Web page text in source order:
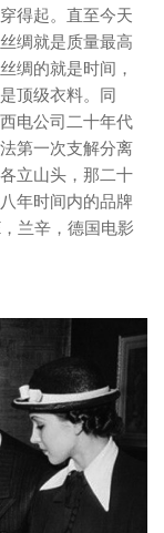
得起。直至今天
绸就是质量最高
绸的就是时间，
顶级衣料。同
电公司二十年代
第一次支解分离
立山头，那二十
年时间内的品牌
，兰辛，德国电影